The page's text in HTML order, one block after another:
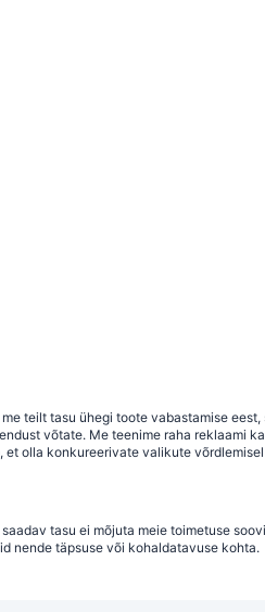
teilt tasu ühegi toote vabastamise
võtate. Me teenime raha reklaami
et olla konkureerivate valikute
tasu ei mõjuta meie toimetuse
nende täpsuse või kohaldatavuse kohta.